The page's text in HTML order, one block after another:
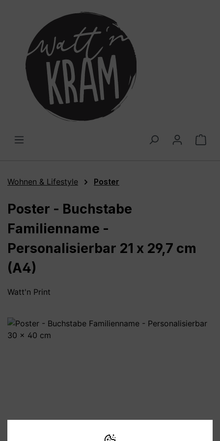
Wohnen & Lifestyle Poster
Poster - Buchstabe
Familienname -
Personalisierbar 21 x 29,7 cm
(A4)
Watt'n Print
Bildergalerie überspringen